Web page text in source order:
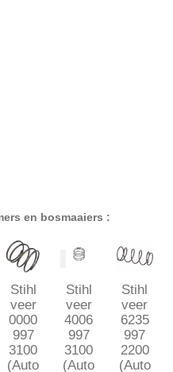
en bosmaaiers :
Stihl
veer
0000
997
3100
(Auto
Stihl
veer
4006
997
3100
(Auto
Stihl
veer
6235
997
2200
(Auto